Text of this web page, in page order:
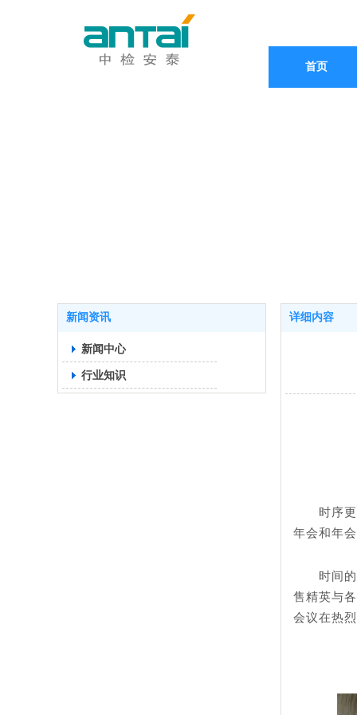
首页
新闻资讯
新闻中心
行业知识
详细内容
时序
年会和年
时间
售精英与
会议在热